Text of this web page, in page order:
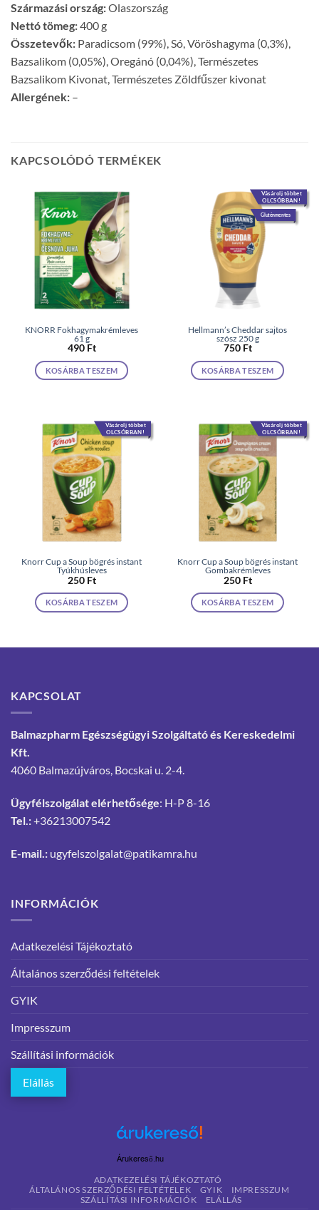
Származási ország:Olaszország
Nettó tömeg:400 g
Összetevők: Paradicsom (99%), Só, Vöröshagyma (0,3%),
Bazsalikom (0,05%), Oregánó (0,04%), Természetes
Bazsalikom Kivonat, Természetes Zöldfűszer kivonat
Allergének: –
KAPCSOLÓDÓ TERMÉKEK
KNORR Fokhagymakrémleves
61 g
490 Ft
KOSÁRBA TESZEM
Vásárolj többet
OLCSÓBBAN!
Gluténmentes
Hellmann’s Cheddar sajtos
szósz 250 g
750 Ft
KOSÁRBA TESZEM
Vásárolj többet
OLCSÓBBAN!
Knorr Cup a Soup bögrés instant
Tyúkhúsleves
250 Ft
KOSÁRBA TESZEM
Vásárolj többet
OLCSÓBBAN!
Knorr Cup a Soup bögrés instant
Gombakrémleves
250 Ft
KOSÁRBA TESZEM
KAPCSOLAT
Balmazpharm Egészségügyi Szolgáltató és Kereskedelmi
Kft.
4060 Balmazújváros, Bocskai u. 2-4.
Ügyfélszolgálat elérhetősége: H-P 8-16
Tel.:+36213007542
E-mail.: ugyfelszolgalat@patikamra.hu
INFORMÁCIÓK
Adatkezelési Tájékoztató
Általános szerződési feltételek
GYIK
Impresszum
Szállítási információk
Elállás
Árukereső.hu
ADATKEZELÉSI TÁJÉKOZTATÓ
ÁLTALÁNOS SZERZŐDÉSI FELTÉTELEK
GYIK
IMPRESSZUM
SZÁLLÍTÁSI INFORMÁCIÓK
ELÁLLÁS